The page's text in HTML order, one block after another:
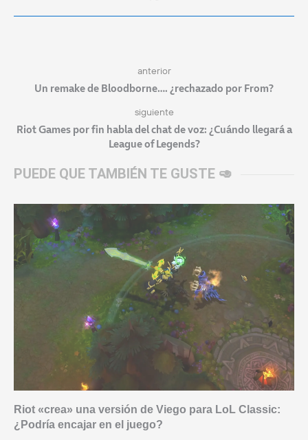
anterior
Un remake de Bloodborne…. ¿rechazado por From?
siguiente
Riot Games por fin habla del chat de voz: ¿Cuándo llegará a
League of Legends?
PUEDE QUE TAMBIÉN TE GUSTE 🥑
Riot «crea» una versión de Viego para LoL Classic:
¿Podría encajar en el juego?